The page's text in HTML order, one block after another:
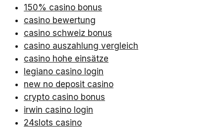
150% casino bonus
casino bewertung
casino schweiz bonus
casino auszahlung vergleich
casino hohe einsätze
legiano casino login
new no deposit casino
crypto casino bonus
irwin casino login
24slots casino